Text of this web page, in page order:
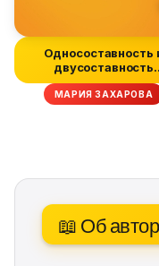
Односоставность
двусоставность
предложений как
МАРИЯ ЗАХАРОВА
📖 Об